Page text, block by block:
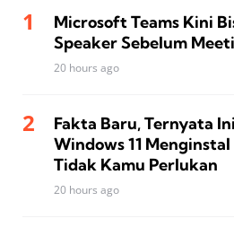
Microsoft Teams Kini
Speaker Sebelum
20 hours ago
Fakta Baru, Ternyata
Windows 11
Tidak Kamu Perlukan
20 hours ago